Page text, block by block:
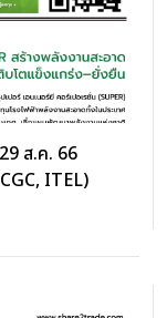
ส.ค. 66
ITEL)